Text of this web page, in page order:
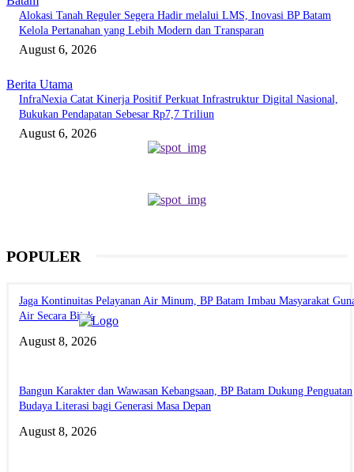
Alokasi Tanah Reguler Segera Hadir melalui LMS, Inovasi BP Batam
Kelola Pertanahan yang Lebih Modern dan Transparan
August 6, 2026
Berita Utama
InfraNexia Catat Kinerja Positif Perkuat Infrastruktur Digital Nasional,
Bukukan Pendapatan Sebesar Rp7,7 Triliun
August 6, 2026
POPULER
Jaga Kontinuitas Pelayanan Air Minum, BP Batam Imbau Masyarakat
Air Secara Bijak
August 8, 2026
Bangun Karakter dan Wawasan Kebangsaan, BP Batam Dukung Penguatan
Budaya Literasi bagi Generasi Masa Depan
August 8, 2026